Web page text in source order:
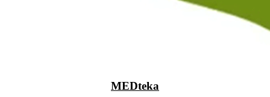
MEDteka